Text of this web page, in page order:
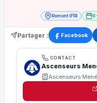
Romont (FR) Il
Partager : Facebook
CONTACT
Ascenseurs
Ascenseurs